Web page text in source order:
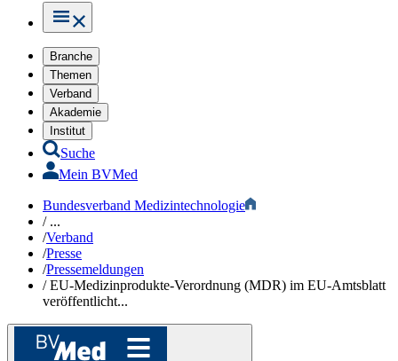
Branche
Themen
Verband
Akademie
Institut
Suche
Mein BVMed
Bundesverband Medizintechnologie
/...
/Verband
/Presse
/Pressemeldungen
/EU-Medizinprodukte-Verordnung (MDR) im EU-Amtsblatt
veröffentlicht...